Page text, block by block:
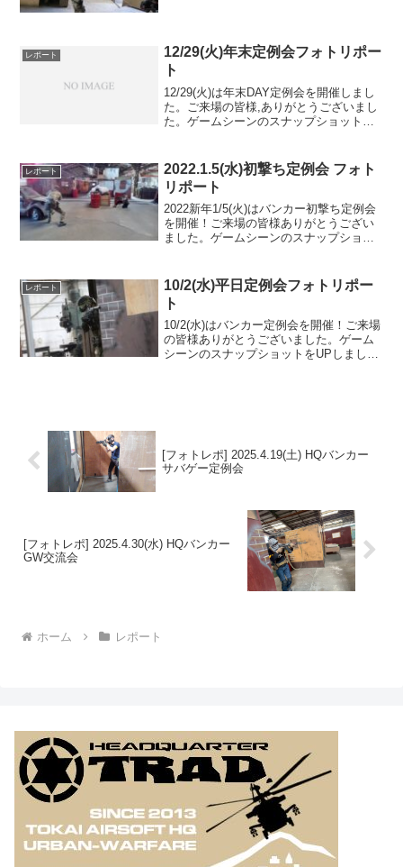
レポート
12/29(火)年末定例会フォトリポー
ト
12/29(火)は年末DAY定例会を開催しまし
た。ご来場の皆様,ありがとうございまし
た。ゲームシーンのスナップショットお
トレンジの奥にこんなスペースがありま
す。他...
レポート
2022.1.5(水)初撃ち定例会 フォト
リポート
2022新年1/5(火)はバンカー初撃ち定例会
を開催！ご来場の皆様ありがとうござい
ました。ゲームシーンのスナップショッ
Googleフォトアルバムをみる
レポート
10/2(水)平日定例会フォトリポー
ト
10/2(水)はバンカー定例会を開催！ご来場
の皆様ありがとうございました。ゲーム
シーンのスナップショットをUPしました
[フォトレポ] 2025.4.19(土) HQバンカー
サバゲー定例会
[フォトレポ] 2025.4.30(水) HQバンカー
GW交流会
ホーム レポート